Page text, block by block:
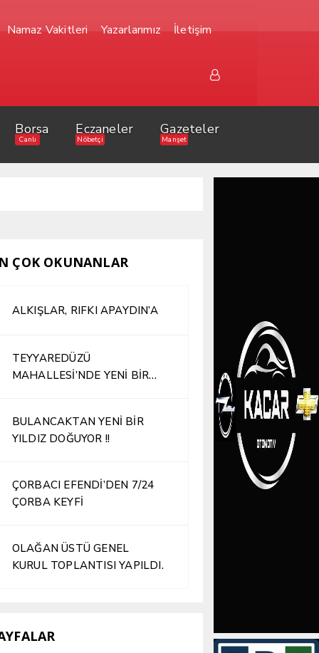
Namaz Vakitleri Yazarlarımız İletişim
Borsa
Canlı
Eczaneler
Nöbetçi
Gazeteler
Manşet
ÇOK OKUNANLAR
ALKIŞLAR, RIFKI APAYDIN’A
TEYYAREDÜZÜ
MAHALLESİ’NDE YENİ BİR
BULANCAKTAN YENİ BİR
YILDIZ DOĞUYOR !!
ÇORBACI EFENDİ’DEN 7/24
ÇORBA KEYFİ
OLAĞAN ÜSTÜ GENEL
KURUL TOPLANTISI YAPILDI.